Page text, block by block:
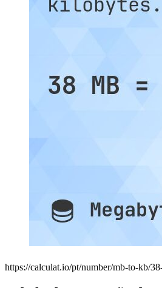
https://calculat.io/pt/number/mb-to-kb/